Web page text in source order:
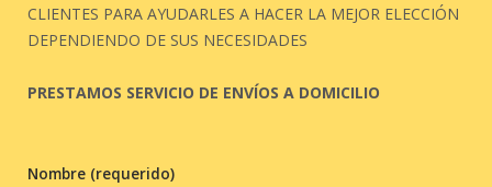
CLIENTES PARA AYUDARLES A HACER LA MEJOR ELECCIÓN
DEPENDIENDO DE SUS NECESIDADES
PRESTAMOS SERVICIO DE ENVÍOS A DOMICILIO
Nombre (requerido)